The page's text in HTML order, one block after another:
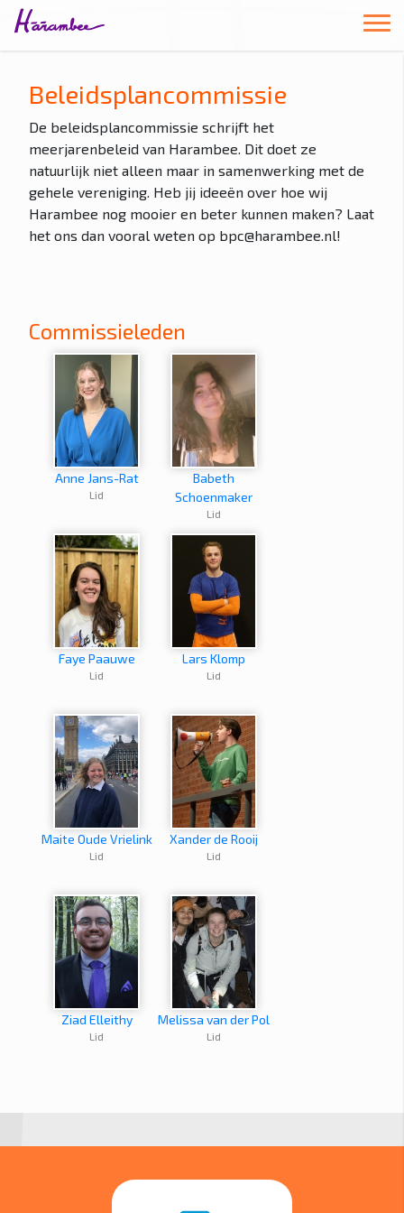
Beleidsplancommissie
De beleidsplancommissie schrijft het
meerjarenbeleid van Harambee. Dit doet ze
natuurlijk niet alleen maar in samenwerking met de
gehele vereniging. Heb jij ideeën over hoe wij
Harambee nog mooier en beter kunnen maken? Laat
het ons dan vooral weten op bpc@harambee.nl!
Commissieleden
Anne Jans-Rat
Lid
Babeth
Schoenmaker
Lid
Faye Paauwe
Lid
Lars Klomp
Lid
Maite Oude Vrielink
Lid
Xander de Rooij
Lid
Ziad Elleithy
Lid
Melissa van der Pol
Lid